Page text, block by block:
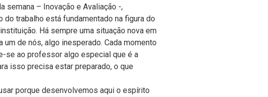
semana – Inovação e Avaliação -,
trabalho está fundamentado na figura do
Há sempre uma situação nova em
de nós, algo inesperado. Cada momento
se ao professor algo especial que é a
isso precisa estar preparado, o que
porque desenvolvemos aqui o espírito